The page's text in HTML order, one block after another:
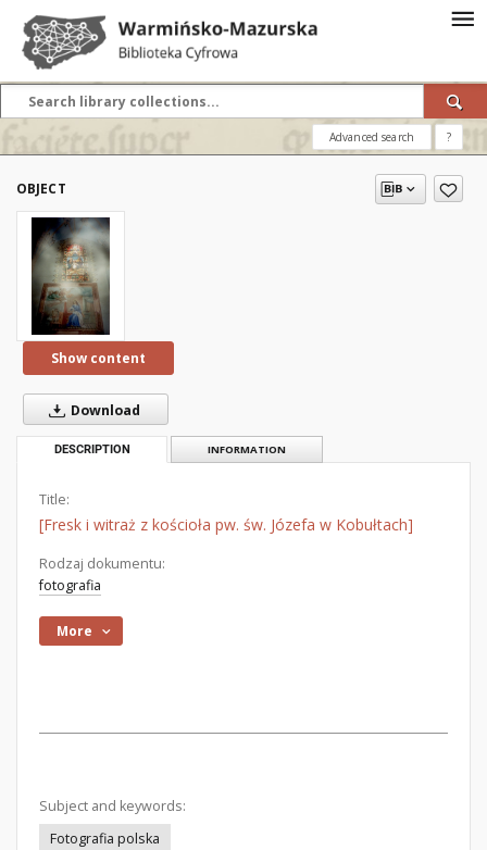
Advanced search ?
OBJECT
Show content
Download
DESCRIPTION INFORMATION
Title:
[Fresk i witraż z kościoła pw. św. Józefa w Kobułtach]
Rodzaj dokumentu:
fotografia
More
Subject and keywords:
Fotografia polska